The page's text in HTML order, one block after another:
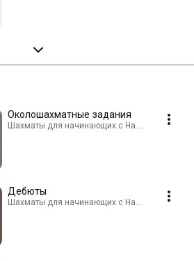
Околошахматные задания
Шахматы для начинающих с
Дебюты
Шахматы для начинающих с